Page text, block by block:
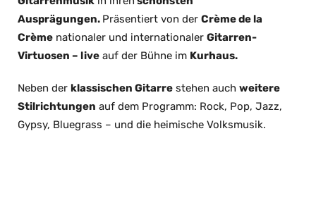
Ausprägungen. Präsentiert von der Crème de la
Crème nationaler und internationaler Gitarren-
Virtuosen – live auf der Bühne im Kurhaus.
Neben der klassischen Gitarre stehen auch weitere
Stilrichtungen auf dem Programm: Rock, Pop, Jazz,
Gypsy, Bluegrass – und die heimische Volksmusik.